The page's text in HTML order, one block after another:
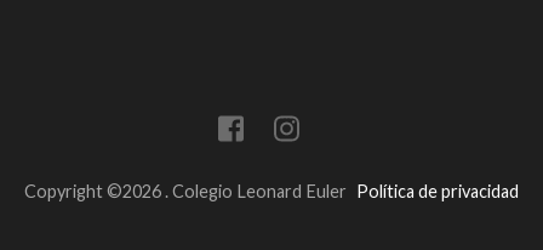
Copyright ©2026.Colegio Leonard Euler Política de privacidad